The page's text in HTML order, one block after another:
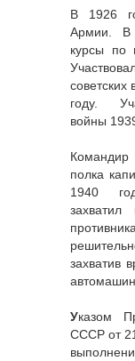
В 1926
Армии. В
курсы по
советских
году.
войны
Командир
полка
1940
захватил
захватив
Указом
СССР от